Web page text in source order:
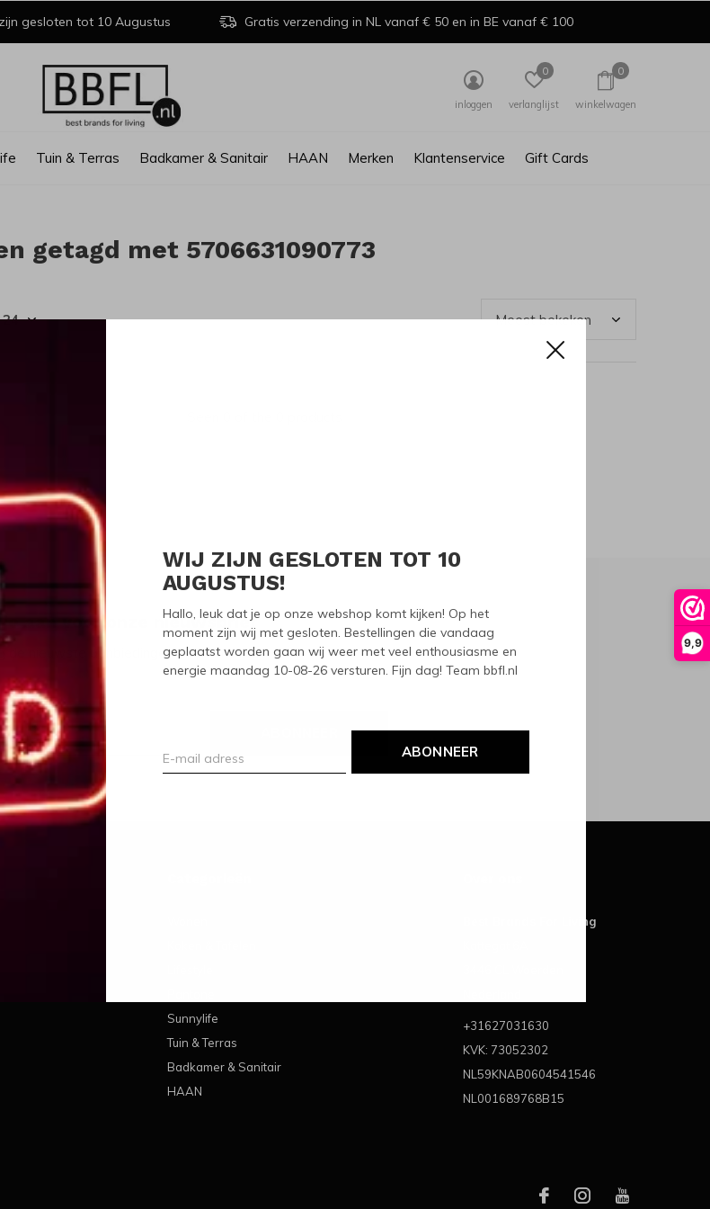
9,9
WIJ ZIJN GESLOTEN TOT 10
AUGUSTUS!
Hallo, leuk dat je op onze webshop komt kijken! Op het
moment zijn wij met gesloten. Bestellingen die vandaag
geplaatst worden gaan wij weer met veel enthousiasme en
energie maandag 10-08-26 versturen. Fijn dag! Team bbfl.nl
ABONNEER
Tuin & Terras Badkamer & Sanitair HAAN Merken Klantenservice Gift Cards
inloggen verlanglijst
0
winkelwagen
0
gesloten tot 10 Augustus Gratis verzending in NL vanaf € 50 en in BE vanaf € 100
getagd met 5706631090773
aan voor onze nieuwsbrief
de nieuwste aanbiedingen en promoties
Sunnylife
Tuin & Terras
Badkamer & Sanitair
HAAN
Best Brands For Living
+31627031630
KVK: 73052302
NL59KNAB0604541546
NL001689768B15